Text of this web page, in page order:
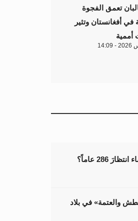
تعمق الفجوة
في أفغانستان وتثير
أممية
286 عاماً؟
والعتمة» في بلاد